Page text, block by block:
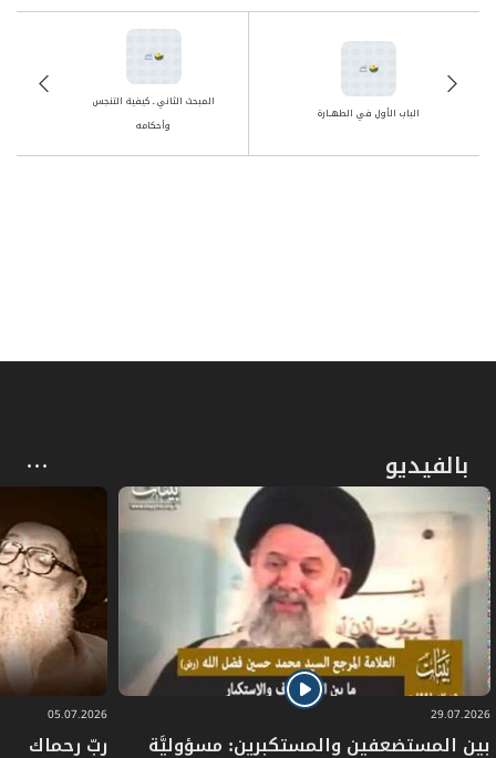
المبحث الثاني ـ كيفية التنجس
وأحكامه
الباب الأول في الطهــارة
بالفيديو
29.07.2026
بين المستضعفين والمستكبرين: مسؤوليَّة
05.07.2026
ربّ رحماك